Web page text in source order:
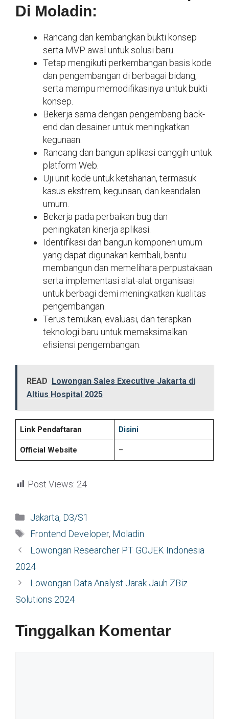
Di Moladin:
Rancang dan kembangkan bukti konsep
serta MVP awal untuk solusi baru.
Tetap mengikuti perkembangan basis kode
dan pengembangan di berbagai bidang,
serta mampu memodifikasinya untuk bukti
konsep.
Bekerja sama dengan pengembang back-
end dan desainer untuk meningkatkan
kegunaan.
Rancang dan bangun aplikasi canggih untuk
platform Web.
Uji unit kode untuk ketahanan, termasuk
kasus ekstrem, kegunaan, dan keandalan
umum.
Bekerja pada perbaikan bug dan
peningkatan kinerja aplikasi.
Identifikasi dan bangun komponen umum
yang dapat digunakan kembali, bantu
membangun dan memelihara perpustakaan
serta implementasi alat-alat organisasi
untuk berbagi demi meningkatkan kualitas
pengembangan.
Terus temukan, evaluasi, dan terapkan
teknologi baru untuk memaksimalkan
efisiensi pengembangan.
READ
Lowongan Sales Executive Jakarta di
Altius Hospital 2025
Link Pendaftaran Disini
Official Website –
Post Views: 24
Kategori
Jakarta, D3/S1
Tag
Frontend Developer, Moladin
Lowongan Researcher PT GOJEK Indonesia
2024
Lowongan Data Analyst Jarak Jauh ZBiz
Solutions 2024
Tinggalkan Komentar